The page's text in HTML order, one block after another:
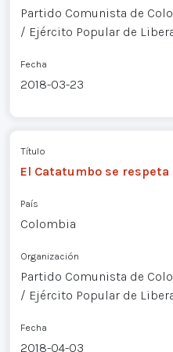
Partido Comunista de
/ Ejército Popular de
Fecha
2018-03-23
Título
El Catatumbo se respeta
País
Colombia
Organización
Partido Comunista de
/ Ejército Popular de
Fecha
2018-04-03